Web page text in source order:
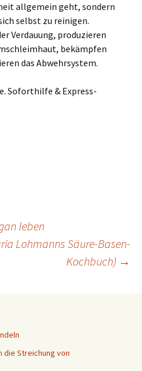
allgemein geht, sondern
selbst zu reinigen.
Verdauung, produzieren
bekämpfen
das Abwehrsystem.
Soforthilfe & Express-
leben
Lohmanns Säure-Basen-
Kochbuch) →
die Streichung von